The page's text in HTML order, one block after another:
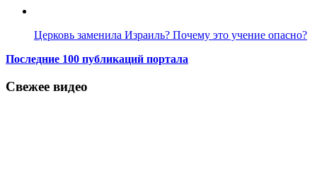
Церковь заменила Израиль? Почему это учение опасно?
Последние 100 публикаций портала
Свежее видео